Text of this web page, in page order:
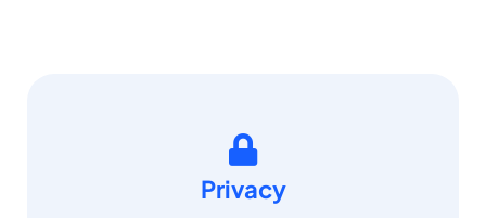
Privacy